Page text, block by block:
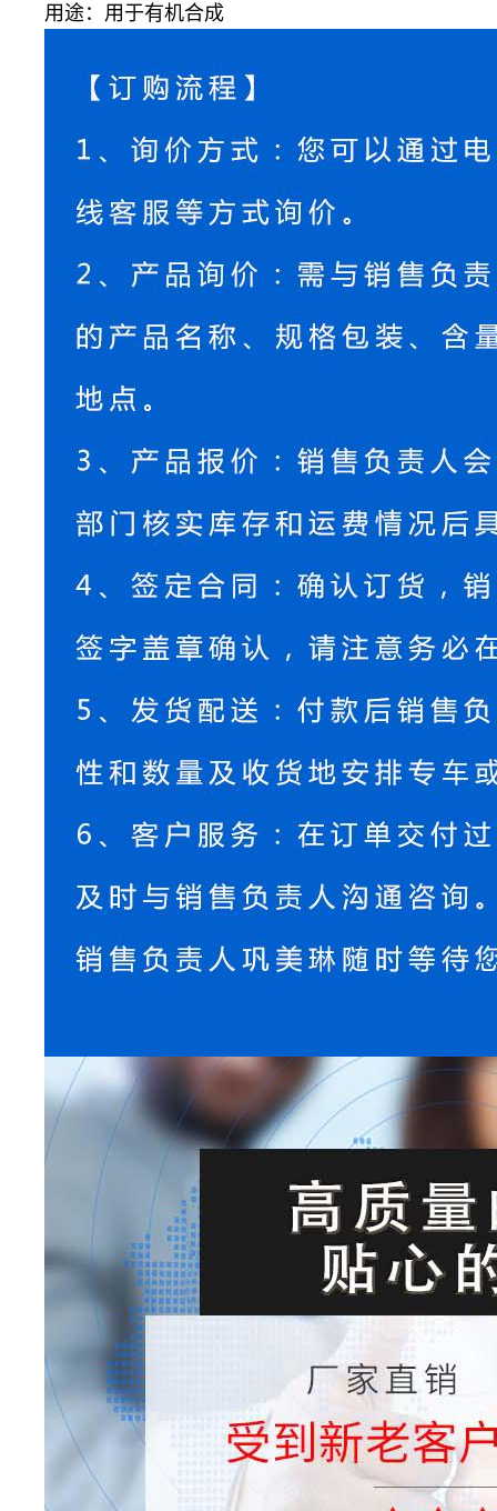
用途：用于有机合成